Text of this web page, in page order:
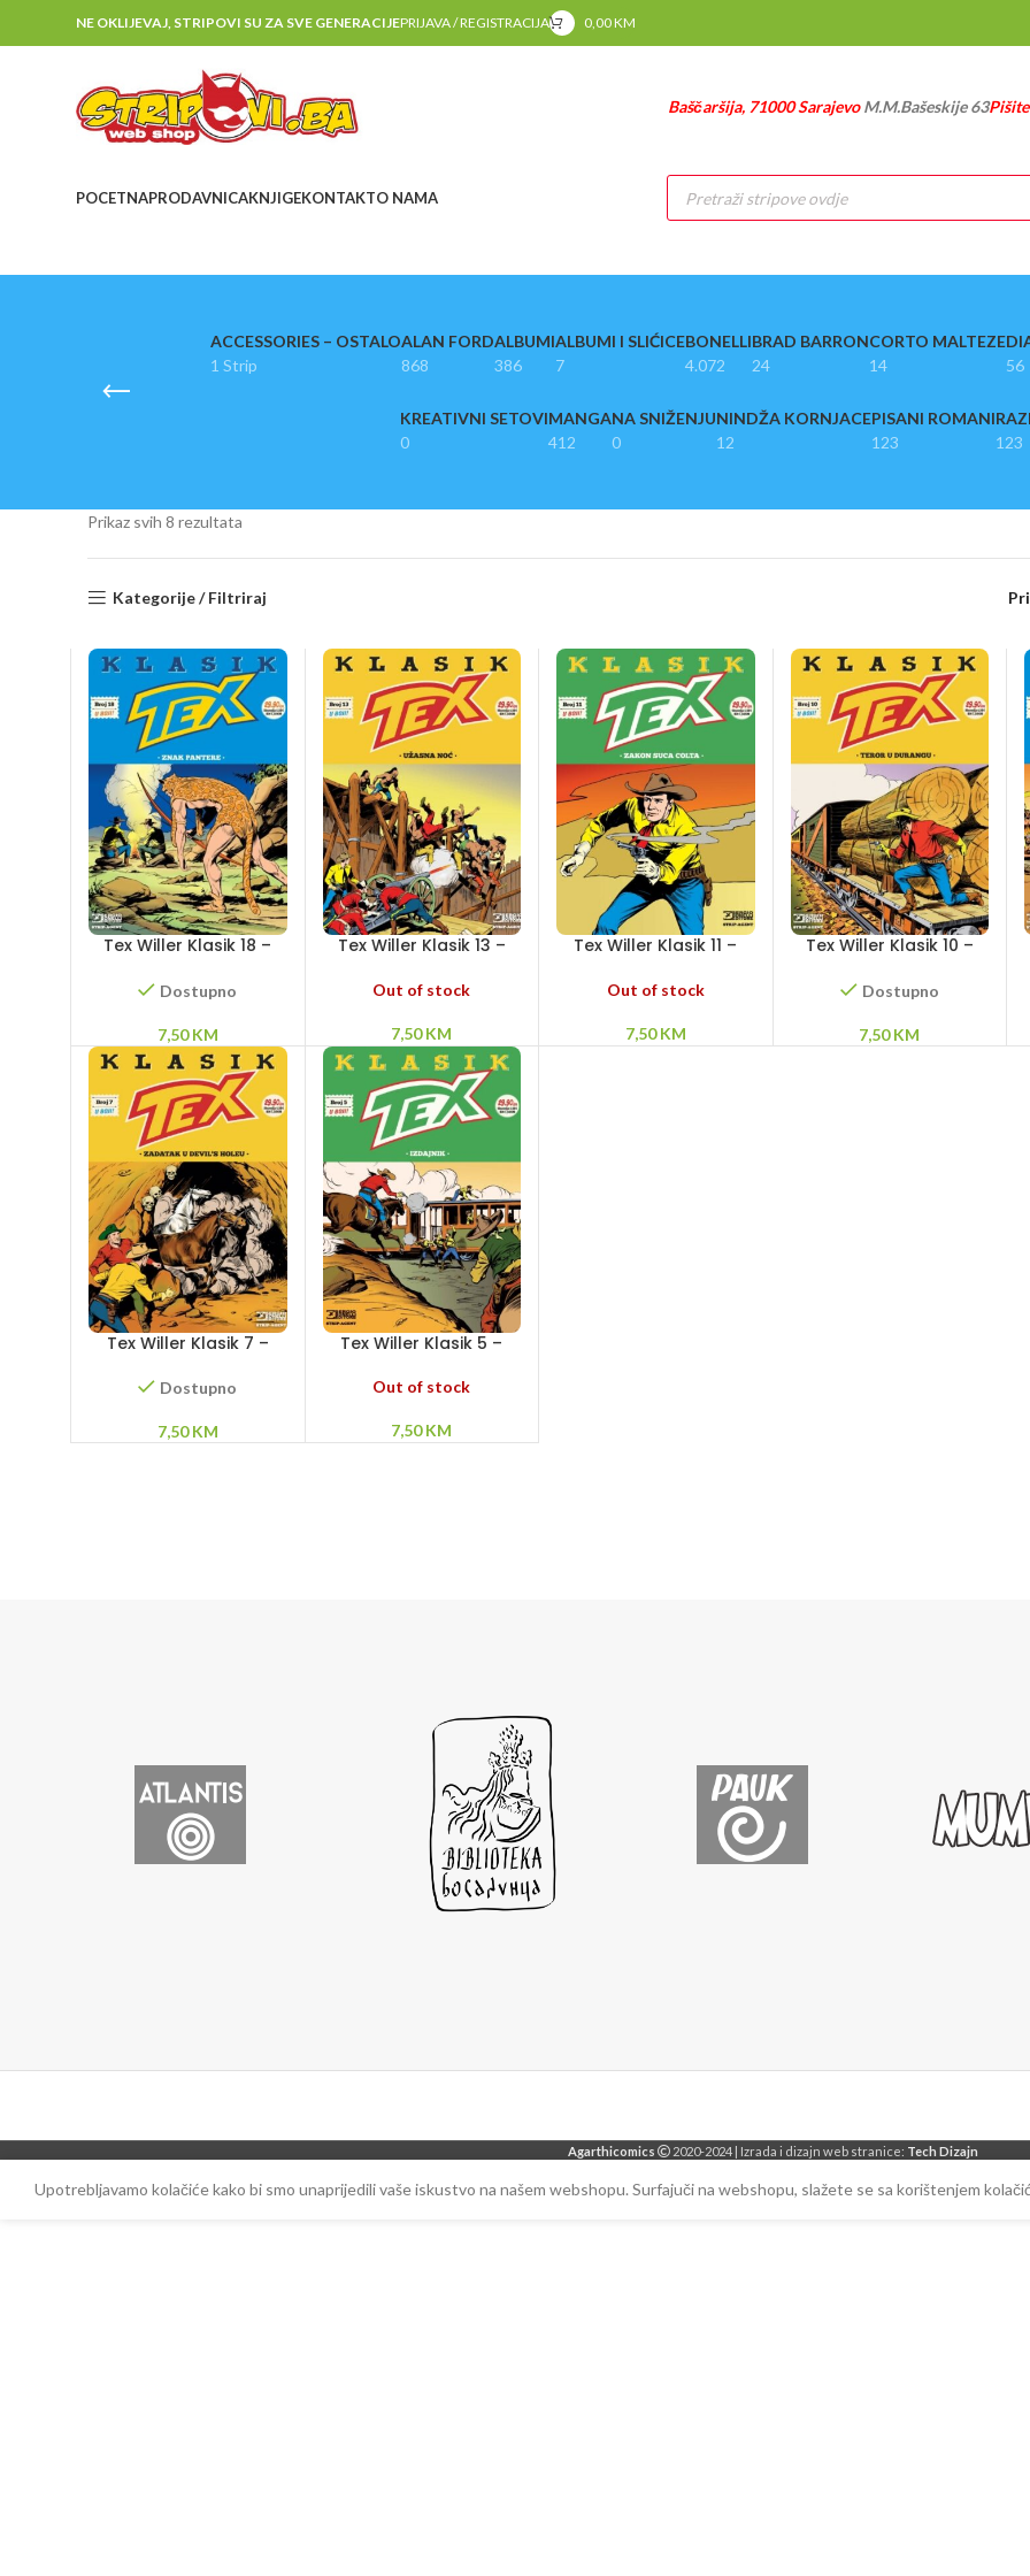
NE OKLIJEVAJ, STRIPOVI SU ZA SVE GENERACIJEPRIJAVA / REGISTRACIJA 0,00KM
Baščaršija, 71000 SarajevoM.M.Bašeskije 63
POCETNAPRODAVNICAKNJIGEKONTAKTO NAMA
Products
search
ACCESSORIES – OSTALO
1 Strip
ALAN FORD
868
ALBUMI
386
ALBUMI I SLIĆICE
7
BONELLI
4.072
BRAD BARRON
24
CORTO MALTEZE
14
56
KREATIVNI SETOVI
0
MANGA
412
NA SNIŽENJU
0
NINDŽA KORNJACE
12
PISANI ROMANI
123
123
Prikaz svih 8 rezultata
Kategorije / Filtriraj
Tex Willer Klasik 18 –
Dostupno
7,50KM
Tex Willer Klasik 13 –
Out of stock
7,50KM
Tex Willer Klasik 11 –
Out of stock
7,50KM
Tex Willer Klasik 10 –
Dostupno
7,50KM
Tex Willer Klasik 7 –
Dostupno
7,50KM
Tex Willer Klasik 5 –
Out of stock
7,50KM
Agarthicomics 2020-2024 | Izrada i dizajn web stranice: Tech Dizajn
Upotrebljavamo kolačiće kako bi smo unaprijedili vaše iskustvo na našem webshopu. Surfajuči na webshopu, slažete se sa korištenjem